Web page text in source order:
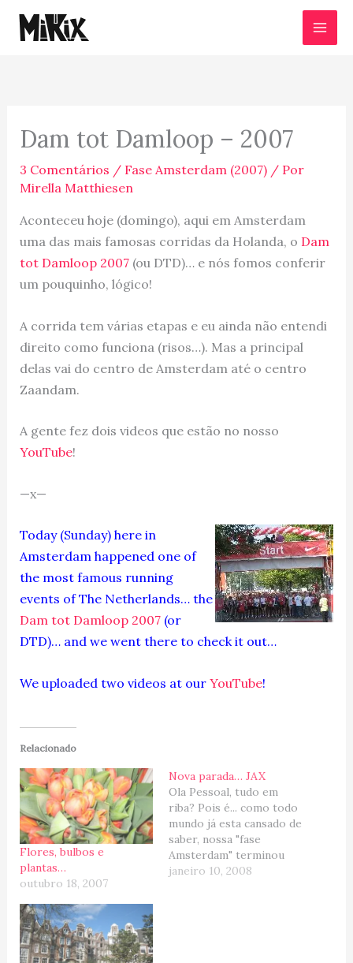
para
Dam tot Damloop – 2007
3 Comentários / Fase Amsterdam (2007)/ Por
Mirella Matthiesen
Aconteceu hoje (domingo), aqui em Amsterdam
uma das mais famosas corridas da Holanda, o Dam
tot Damloop 2007 (ou DTD)… e nós fomos conferir
um pouquinho, lógico!
A corrida tem várias etapas e eu ainda não entendi
direito como funciona (risos…). Mas a principal
delas vai do centro de Amsterdam até o centro
Zaandam.
A gente fez dois videos que estão no nosso
YouTube!
—x—
Today (Sunday) here in
Amsterdam happened one of
the most famous running
events of The Netherlands… the
Dam tot Damloop 2007 (or
DTD)… and we went there to check it out…
We uploaded two videos at our YouTube!
Relacionado
Flores, bulbos e
plantas…
outubro 18, 2007
Nova parada… JAX
Ola Pessoal, tudo em
riba? Pois é... como todo
mundo já esta cansado de
saber, nossa "fase
Amsterdam" terminou
em Dezembro/07, com
janeiro 10, 2008